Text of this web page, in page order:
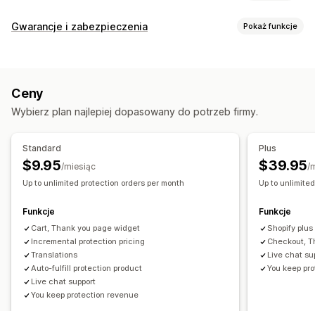
Dostosowanie
podziękowaniami
Dodatki add-on obsługiwane jednym kliknięciem
Reguły niestandardowe
Oferty i rekomendacje
Opakowanie prezentu
Analizy
Współczynniki konwersji
Skuteczność rekomendacji
Sugestie optymalizacji Wydajność lejka
Gwarancje i zabezpieczenia Pokaż funkcje
Uszkodzenie przesyłki
Ceny dynamiczne
Zgoda automatyczna
Realizacja zakupu
Niestandardowe polityki
Ceny
Wybierz plan najlepiej dopasowany do potrzeb firmy.
Standard
$9.95/miesiąc
Up to unlimited protection orders per month
Funkcje
Cart, Thank you page widget
Incremental protection pricing
Translations
Auto-fulfill protection product
Live chat support
You keep protection revenue
Plus
$39.95/
Up to
Funkcje
Shopify plus
Checkout,
Live chat
You keep